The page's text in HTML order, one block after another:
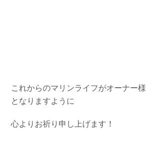
これからのマリンライフがオーナー
となりますように
心よりお祈り申し上げます！